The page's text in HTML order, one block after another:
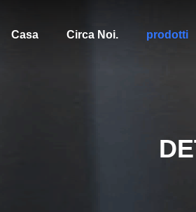
Casa Circa Noi. prodotti